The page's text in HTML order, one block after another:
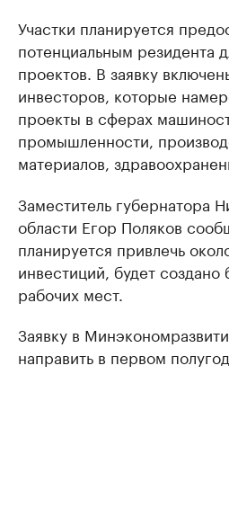
Участки планируется
потенциальным резидента
проектов. В заявку
инвесторов, которые
проекты в сферах
промышленности,
материалов,
Заместитель губернатора
области Егор Поляков
планируется привлечь
инвестиций, будет
рабочих мест.
Заявку в
направить в первом